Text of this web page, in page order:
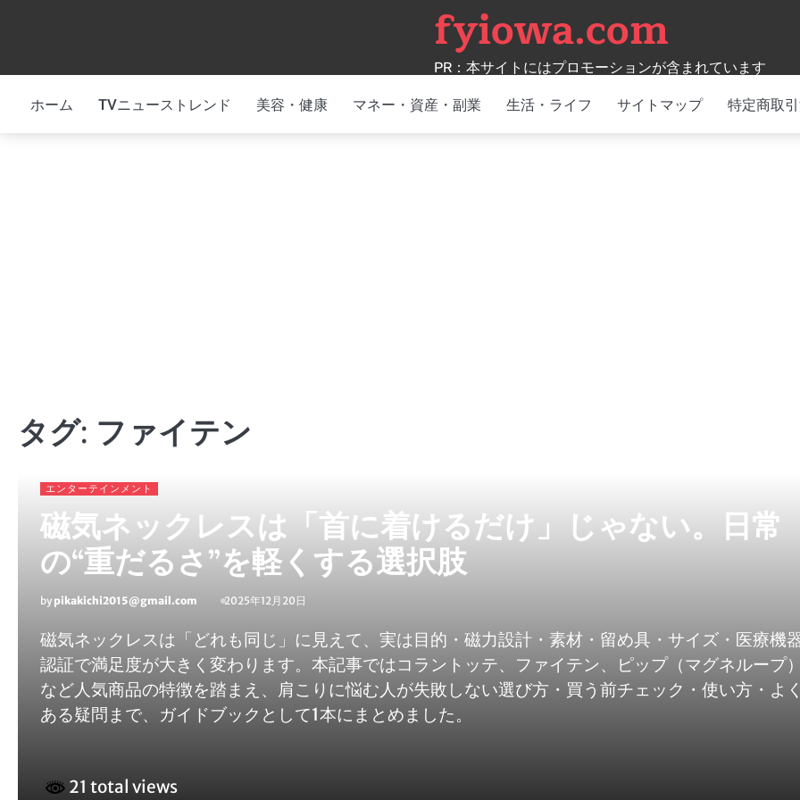
fyiowa.com
PR：本サイトにはプロモーションが含まれています
ホーム TVニューストレンド 美容・健康 マネー・資産・副業 生活・ライフ サイトマップ 特定商取
タグ: ファイテン
エンターテインメント
磁気ネックレスは「首に着けるだけ」じゃない。日常
の“重だるさ”を軽くする選択肢
by pikakichi2015@gmail.com 2025年12月20日
磁気ネックレスは「どれも同じ」に見えて、実は目的・磁力設計・素材・留め具・サイズ・医療機
認証で満足度が大きく変わります。本記事ではコラントッテ、ファイテン、ピップ（マグネループ）
など人気商品の特徴を踏まえ、肩こりに悩む人が失敗しない選び方・買う前チェック・使い方・よく
ある疑問まで、ガイドブックとして1本にまとめました。
21 total views